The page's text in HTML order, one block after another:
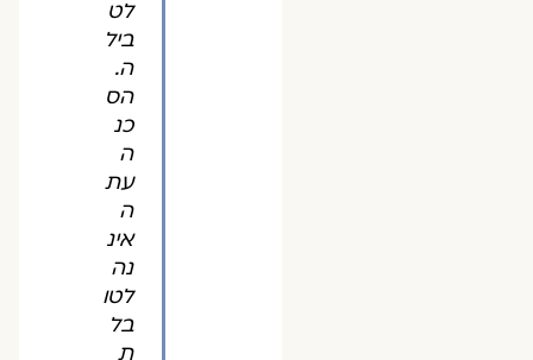
לט
ביל
ה.
הס
כנ
ה
עת
ה
אינ
נה
לטו
בל
ת